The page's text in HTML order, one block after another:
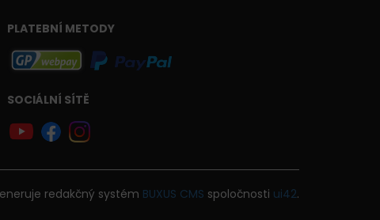
PLATEBNÍ METODY
SOCIÁLNÍ SÍTĚ
redakčný systém BUXUS CMS spoločnosti ui42.